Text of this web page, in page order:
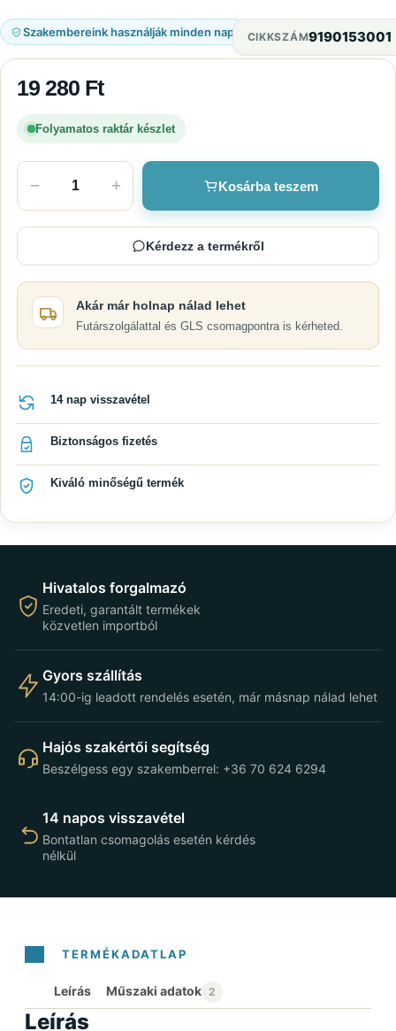
Szakembereink használják minden nap CIKKSZÁM9190153001
19 280 Ft
Folyamatos raktár készlet
− + Kosárba teszem
Kérdezz a termékről
Akár már holnap nálad lehet
Futárszolgálattal és GLS csomagpontra is kérheted.
14 nap visszavétel
Biztonságos fizetés
Kiváló minőségű termék
Hivatalos forgalmazó
Eredeti, garantált termékek
közvetlen importból
Gyors szállítás
14:00-ig leadott rendelés esetén, már másnap nálad lehet
Hajós szakértői segítség
Beszélgess egy szakemberrel: +36 70 624 6294
14 napos visszavétel
Bontatlan csomagolás esetén kérdés
nélkül
Leírás
Leírás